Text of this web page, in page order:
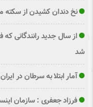
نخ دندان کشیدن از سکته
از سال جدید رانندگانی
شد
آمار ابتلا به سرطان در ایران تا ۲۵ سال آینده ۲
فرزاد جعفری : سازمان